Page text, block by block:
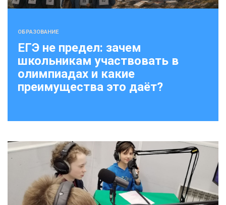
ОБРАЗОВАНИЕ
ЕГЭ не предел: зачем
школьникам участвовать в
олимпиадах и какие
преимущества это даёт?